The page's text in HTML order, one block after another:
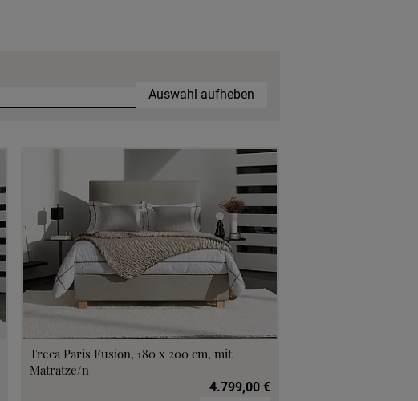
Auswahl aufheben
Treca Paris Fusion, 180 x 200 cm, mit
Matratze/n
4.799,00 €